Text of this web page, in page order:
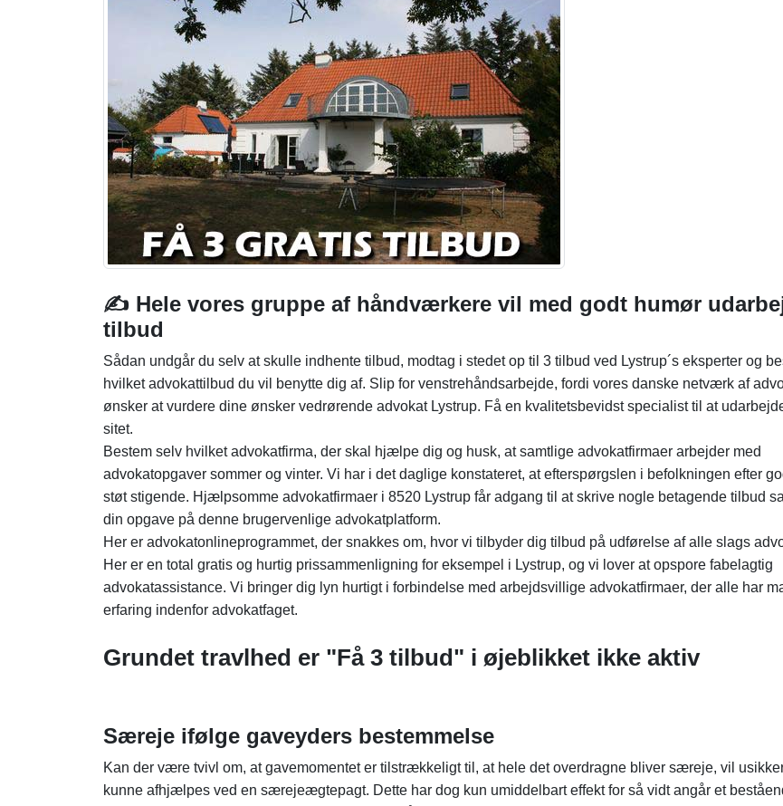
✍️ Hele vores gruppe af håndværkere vil med godt humør
tilbud
Sådan undgår du selv at skulle indhente tilbud, modtag i stedet op til 3 tilbud ved Lystrup´s eksperter og
hvilket advokattilbud du vil benytte dig af. Slip for venstrehåndsarbejde, fordi vores danske netværk af
ønsker at vurdere dine ønsker vedrørende advokat Lystrup. Få en kvalitetsbevidst specialist til at
sitet.
Bestem selv hvilket advokatfirma, der skal hjælpe dig og husk, at samtlige advokatfirmaer arbejder med
advokatopgaver sommer og vinter. Vi har i det daglige konstateret, at efterspørgslen i befolkningen efter
støt stigende. Hjælpsomme advokatfirmaer i 8520 Lystrup får adgang til at skrive nogle betagende tilbud
din opgave på denne brugervenlige advokatplatform.
Her er advokatonlineprogrammet, der snakkes om, hvor vi tilbyder dig tilbud på udførelse af alle slags
Her er en total gratis og hurtig prissammenligning for eksempel i Lystrup, og vi lover at opspore fabelagtig
advokatassistance. Vi bringer dig lyn hurtigt i forbindelse med arbejdsvillige advokatfirmaer, der alle har
erfaring indenfor advokatfaget.
Grundet travlhed er "Få 3 tilbud" i øjeblikket ikke aktiv
Særeje ifølge gaveyders bestemmelse
Kan der være tvivl om, at gavemomentet er tilstrækkeligt til, at hele det overdragne bliver særeje, vil
kunne afhjælpes ved en særejeægtepagt. Dette har dog kun umiddelbart effekt for så vidt angår et